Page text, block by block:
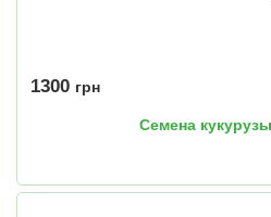
1300 грн
Семена